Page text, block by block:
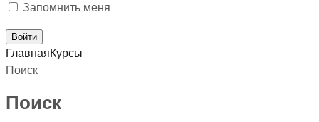
Запомнить меня
ГлавнаяКурсы
Поиск
Поиск